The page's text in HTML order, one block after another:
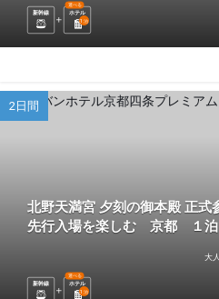
新幹線 ホテル
選べる
1 泊
2日間
北野天満宮 夕刻の御本殿 正式
先行入場を楽しむ 京都 １泊
新幹線 ホテル
選べる
1 泊
大